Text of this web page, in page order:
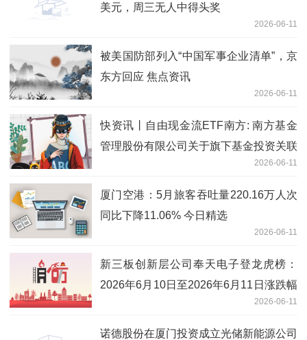
美元，周三无人中得头奖
2026-06-11
被美国防部列入“中国军事企业清单”，京
东方回应 焦点资讯
2026-06-11
快资讯丨自由现金流ETF南方: 南方基金
管理股份有限公司关于旗下基金投资关联
方承销可转换公司债券的关联交易公告
2026-06-11
厦门空港：5月旅客吞吐量220.16万人次
同比下降11.06% 今日精选
2026-06-11
新三板创新层公司奉天电子登龙虎榜：
2026年6月10日至2026年6月11日涨跌幅
2026-06-11
诺德股份在厦门投资成立光储新能源公司